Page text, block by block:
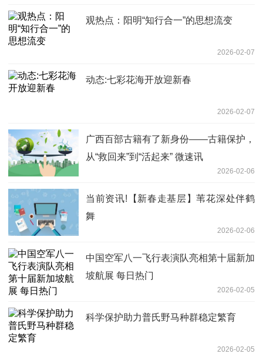
观热点：阳明“知行合一”的思想流变
2026-02-07
动态:七彩花海开放迎新春
2026-02-07
广西百部古籍有了新身份——古籍保护，
从“救回来”到“活起来” 微速讯
2026-02-06
当前资讯!【新春走基层】苇花深处伴鹤
舞
2026-02-06
中国空军八一飞行表演队亮相第十届新加
坡航展 每日热门
2026-02-05
科学保护助力普氏野马种群稳定繁育
2026-02-05